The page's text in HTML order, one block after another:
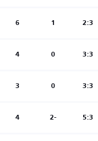
2:3
1
6
3:3
0
4
3:3
0
3
5:3
-2
4